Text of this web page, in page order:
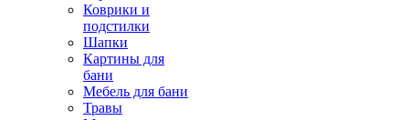
Коврики и
подстилки
Шапки
Картины для
бани
Мебель для бани
Травы